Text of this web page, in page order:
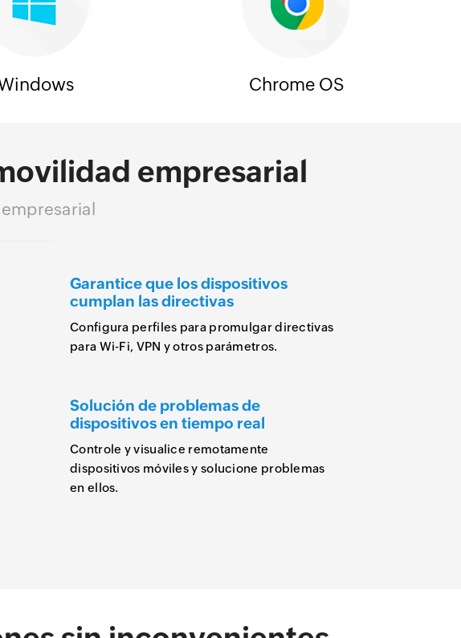
Chrome OS
empresarial
Garantice que los dispositivos
cumplan las directivas
Configura perfiles para promulgar directivas
para Wi-Fi, VPN y otros parámetros.
Solución de problemas de
dispositivos en tiempo real
Controle y visualice remotamente
dispositivos móviles y solucione problemas
en ellos.